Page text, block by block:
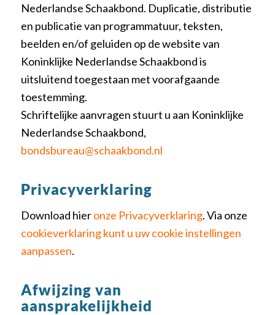
Nederlandse Schaakbond. Duplicatie, distributie
en publicatie van programmatuur, teksten,
beelden en/of geluiden op de website van
Koninklijke Nederlandse Schaakbond is
uitsluitend toegestaan met voorafgaande
toestemming.
Schriftelijke aanvragen stuurt u aan Koninklijke
Nederlandse Schaakbond,
bondsbureau@schaakbond.nl
Privacyverklaring
Download hieronze Privacyverklaring. Via onze
cookieverklaring kunt u uw cookie instellingen
aanpassen.
Afwijzing van
aansprakelijkheid